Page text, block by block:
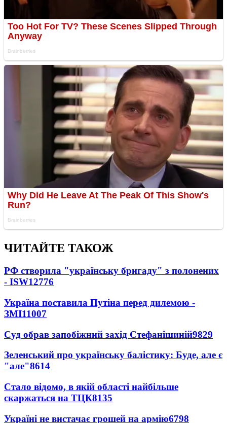
ЧИТАЙТЕ ТАКОЖ
РФ створила "українську бригаду" з полонених
- ISW12776
Україна поставила Путіна перед дилемою -
ЗМІ11007
Суд обрав запобіжний захід Стефанішиній9829
Зеленський про українську балістику: Буде, але є
"але"8614
Стало відомо, в якій області найбільше
скаржаться на ТЦК8135
Україні не вистачає грошей на армію6798